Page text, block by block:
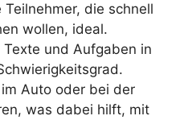
Teilnehmer, die schnell
wollen, ideal.
und Aufgaben in
Auto oder bei der
was dabei hilft, mit